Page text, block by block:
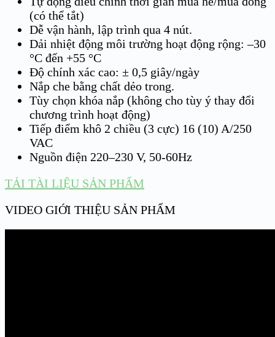
(có thể tắt)
Dễ vận hành, lập trình qua 4 nút.
Dải nhiệt động môi trường hoạt động rộng: –30
°C đến +55 °C
Độ chính xác cao: ± 0,5 giây/ngày
Nắp che bằng chất dẻo trong.
Tùy chọn khóa nắp (không cho tùy ý thay đổi
chương trình hoạt động)
Tiếp điểm khô 2 chiều (3 cực) 16 (10) A/250
VAC
Nguồn điện 220–230 V, 50-60Hz
TẢI TÀI LIỆU SẢN PHẨM
VIDEO GIỚI THIỆU SẢN PHẨM